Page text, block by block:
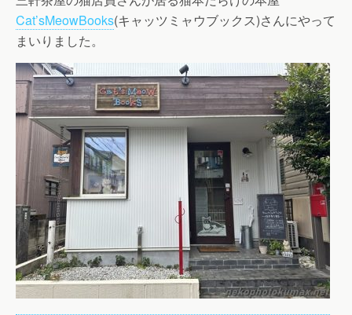
Cat’sMeowBooks(キャッツミャウブックス)さんにやって
まいりました。